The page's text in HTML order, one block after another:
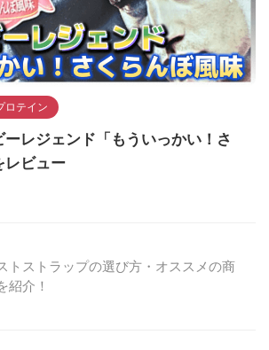
ロテイン
ーレジェンド「もういっかい！さ
レビュー
トストラップの選び方・オススメの商
紹介！